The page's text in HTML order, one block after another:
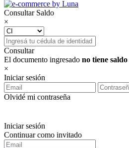
Consultar Saldo
×
Consultar
El documento ingresado no tiene saldo
×
Iniciar sesión
Olvidé mi contraseña
Iniciar sesión
Continuar como invitado